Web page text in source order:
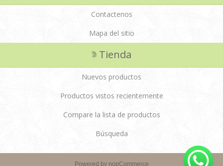
Contactenos
Mapa del sitio
Tienda
Nuevos productos
Productos vistos recientemente
Compare la lista de productos
Búsqueda
Powered by nopCommerce